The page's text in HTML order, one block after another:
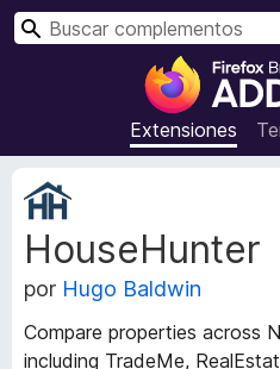
B
u
s
c
e
c
Extensiones
B
HouseHunter
por Hugo Baldwin
Compare properties across
including TradeMe,
M
e
t
a
d
t